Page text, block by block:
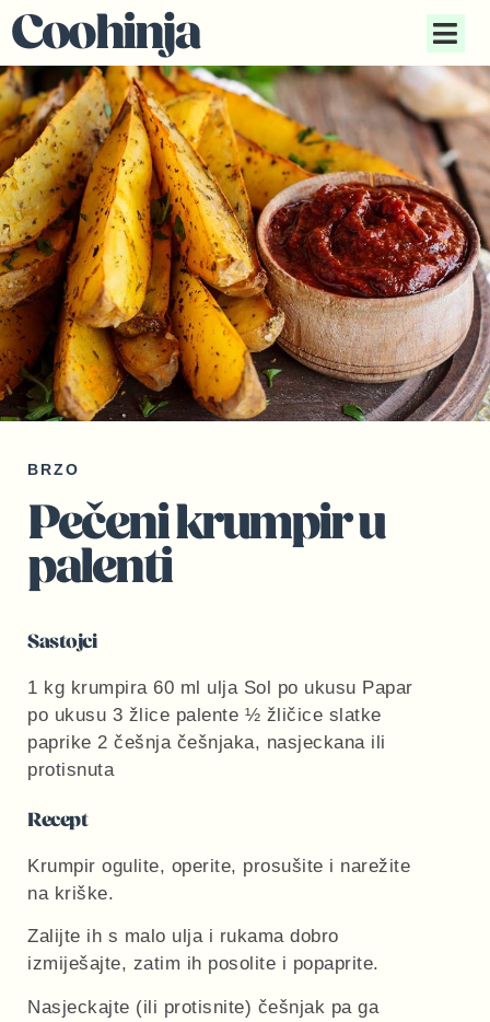
Coohinja
BRZO
Pečeni krumpir u
palenti
Sastojci
1 kg krumpira 60 ml ulja Sol po ukusu Papar
po ukusu 3 žlice palente ½ žličice slatke
paprike 2 češnja češnjaka, nasjeckana ili
protisnuta
Recept
Krumpir ogulite, operite, prosušite i narežite
na kriške.
Zalijte ih s malo ulja i rukama dobro
izmiješajte, zatim ih posolite i popaprite.
Nasjeckajte (ili protisnite) češnjak pa ga